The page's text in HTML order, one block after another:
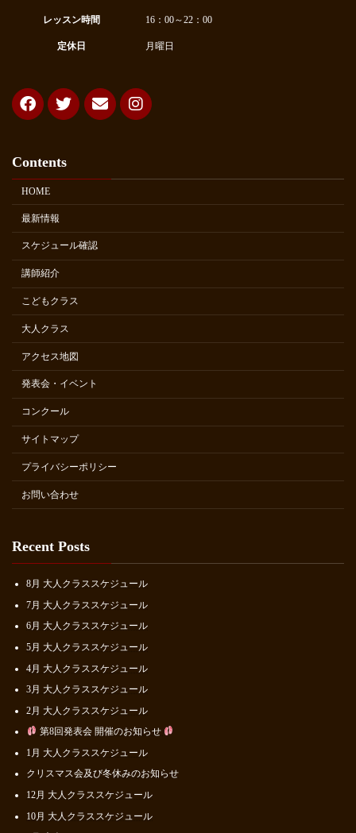
レッスン時間 16：00～22：00
定休日 月曜日
Contents
HOME
最新情報
スケジュール確認
講師紹介
こどもクラス
大人クラス
アクセス地図
発表会・イベント
コンクール
サイトマップ
プライバシーポリシー
お問い合わせ
Recent Posts
8月 大人クラススケジュール
7月 大人クラススケジュール
6月 大人クラススケジュール
5月 大人クラススケジュール
4月 大人クラススケジュール
3月 大人クラススケジュール
2月 大人クラススケジュール
第8回発表会 開催のお知らせ
1月 大人クラススケジュール
クリスマス会及び冬休みのお知らせ
12月 大人クラススケジュール
10月 大人クラススケジュール